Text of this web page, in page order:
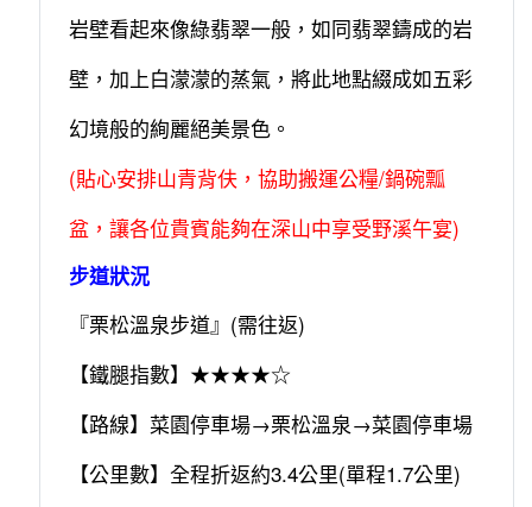
岩壁看起來像綠翡翠一般，如同翡翠鑄成的岩
壁，加上白濛濛的蒸氣，將此地點綴成如五彩
幻境般的絢麗絕美景色。
(貼心安排山青背伕，協助搬運公糧/鍋碗瓢
盆，讓各位貴賓能夠在深山中享受野溪午宴)
步道狀況
『栗松溫泉步道』(需往返)
【鐵腿指數】★★★★☆
【路線】菜園停車場→栗松溫泉→菜園停車場
【公里數】全程折返約3.4公里(單程1.7公里)